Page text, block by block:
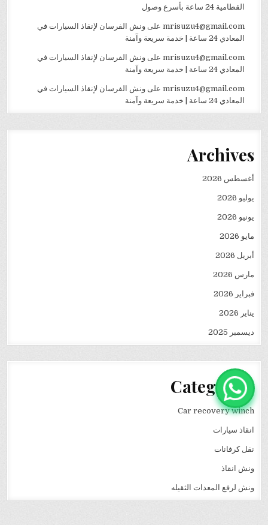
القطامية 24 ساعة بأسرع وصول
mrisuzu4@gmail.comعلى ونش الفرسان لإنقاذ السيارات في
المعادي 24 ساعة | خدمة سريعة وآمنة
mrisuzu4@gmail.comعلى ونش الفرسان لإنقاذ السيارات في
المعادي 24 ساعة | خدمة سريعة وآمنة
mrisuzu4@gmail.comعلى ونش الفرسان لإنقاذ السيارات في
المعادي 24 ساعة | خدمة سريعة وآمنة
Archives
أغسطس 2026
يوليو 2026
يونيو 2026
مايو 2026
أبريل 2026
مارس 2026
فبراير 2026
يناير 2026
ديسمبر 2025
Categories
Car recovery winch
انقاذ سيارات
نقل كرفانات
ونش انقاذ
ونش لرفع المعدات الثقيله